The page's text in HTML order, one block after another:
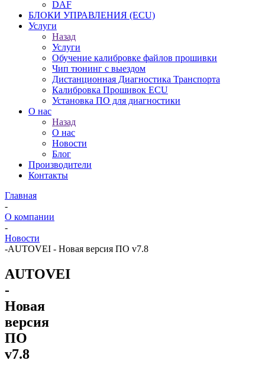
DAF
БЛОКИ УПРАВЛЕНИЯ (ECU)
Услуги
Назад
Услуги
Обучение калибровке файлов прошивки
Чип тюнинг с выездом
Дистанционная Диагностика Транспорта
Калибровка Прошивок ECU
Установка ПО для диагностики
О нас
Назад
О нас
Новости
Блог
Производители
Контакты
Главная
-
О компании
-
Новости
-AUTOVEI - Новая версия ПО v7.8
AUTOVEI
-
Новая
версия
ПО
v7.8